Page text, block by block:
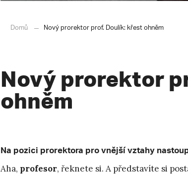
Domů Nový prorektor prof. Doulík: křest ohněm
Nový prorektor
ohněm
Na pozici prorektora pro vnější vztahy
Aha, profesor, řeknete si. A představíte si